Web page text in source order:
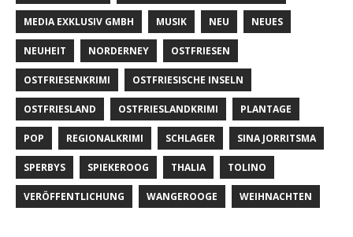
MEDIA EXKLUSIV GMBH MUSIK NEU NEUES
NEUHEIT NORDERNEY OSTFRIESEN
OSTFRIESENKRIMI OSTFRIESISCHE INSELN
OSTFRIESLAND OSTFRIESLANDKRIMI PLANTAGE
POP REGIONALKRIMI SCHLAGER SINA JORRITSMA
SPERBYS SPIEKEROOG THALIA TOLINO
VERÖFFENTLICHUNG WANGEROOGE WEIHNACHTEN